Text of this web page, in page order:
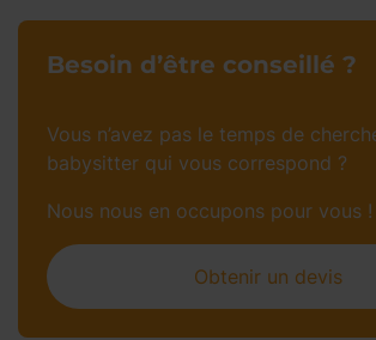
Besoin d’être conseillé ?
Vous n’avez pas le temps de
babysitter qui vous correspond ?
Nous nous en occupons pour vous !
Obtenir un devis